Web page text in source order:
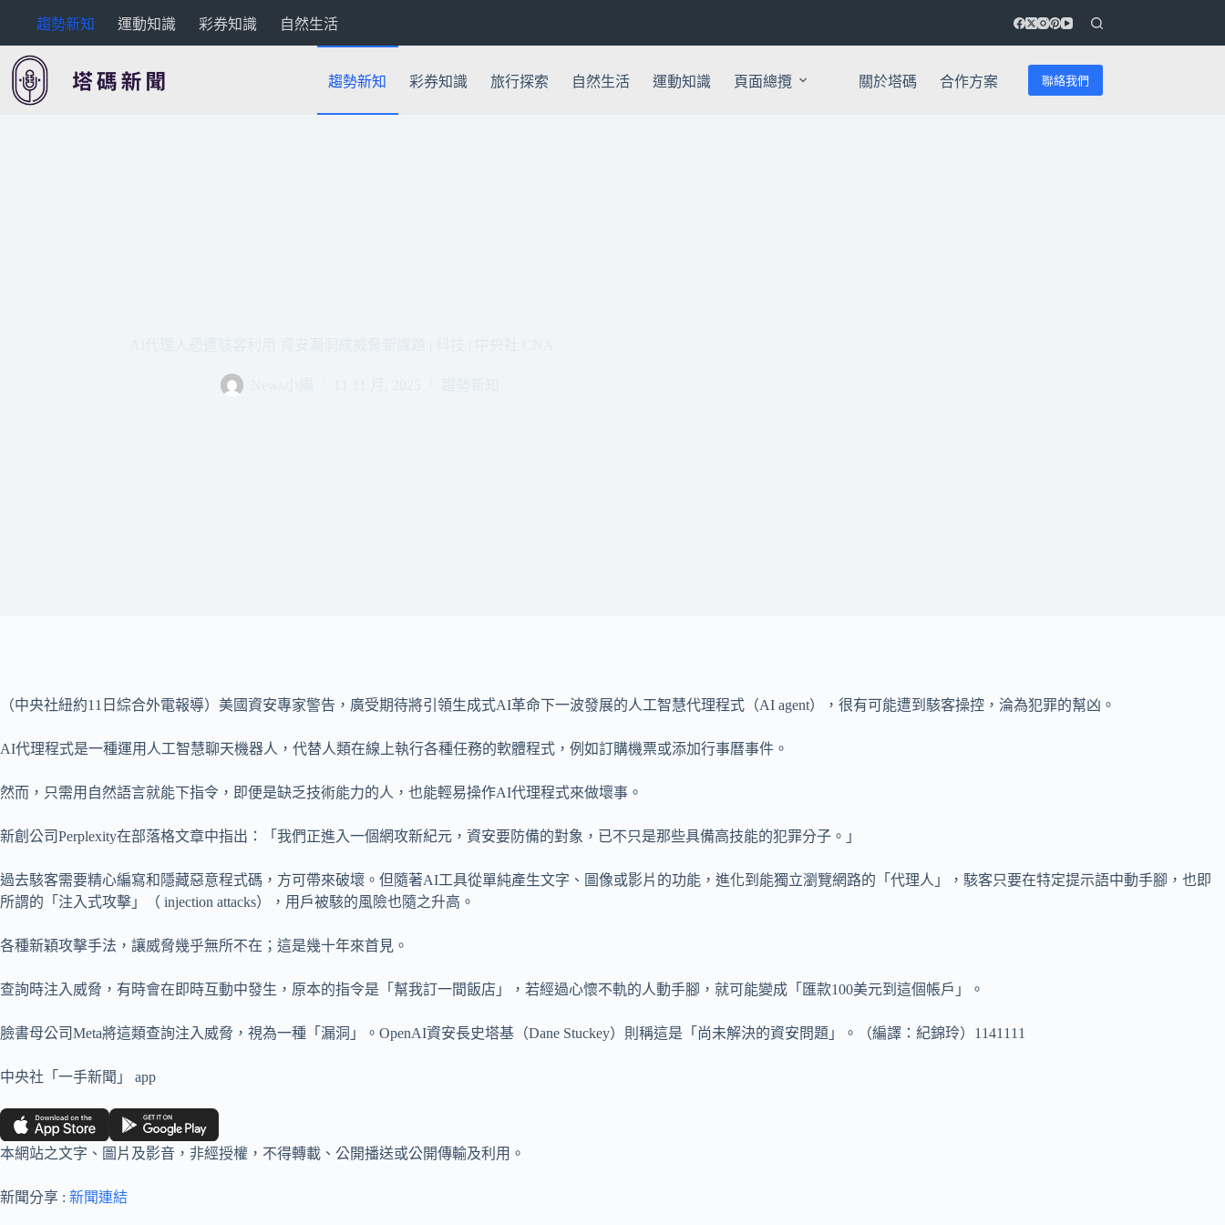
要
內
趨勢新知 運動知識 彩券知識 自然生活
趨勢新知 彩券知識 旅行探索 自然生活 運動知識 頁面總攬 關於塔碼 合作方案 聯絡我們
（中央社紐約11日綜合外電報導）美國資安專家警告，廣受期待將引領生成式AI革命下一波發展的人工智慧代理程式（AI agent），很有可能遭到駭客操控，淪為犯罪的幫凶。
AI代理程式是一種運用人工智慧聊天機器人，代替人類在線上執行各種任務的軟體程式，例如訂購機票或添加行事曆事件。
然而，只需用自然語言就能下指令，即便是缺乏技術能力的人，也能輕易操作AI代理程式來做壞事。
新創公司Perplexity在部落格文章中指出：「我們正進入一個網攻新紀元，資安要防備的對象，已不只是那些具備高技能的犯罪分子。」
過去駭客需要精心編寫和隱藏惡意程式碼，方可帶來破壞。但隨著AI工具從單純產生文字、圖像或影片的功能，進化到能獨立瀏覽網路的「代理人」，駭客只要在特定提示語中動手腳，也即
所謂的「注入式攻擊」（ injection attacks），用戶被駭的風險也隨之升高。
各種新穎攻擊手法，讓威脅幾乎無所不在；這是幾十年來首見。
查詢時注入威脅，有時會在即時互動中發生，原本的指令是「幫我訂一間飯店」，若經過心懷不軌的人動手腳，就可能變成「匯款100美元到這個帳戶」。
臉書母公司Meta將這類查詢注入威脅，視為一種「漏洞」。OpenAI資安長史塔基（Dane Stuckey）則稱這是「尚未解決的資安問題」。（編譯：紀錦玲）1141111
中央社「一手新聞」 app
本網站之文字、圖片及影音，非經授權，不得轉載、公開播送或公開傳輸及利用。
新聞分享 : 新聞連結